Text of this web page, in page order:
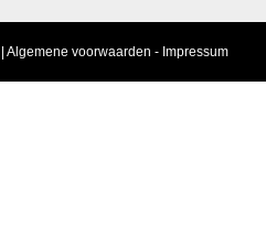
Algemene voorwaarden - Impressum